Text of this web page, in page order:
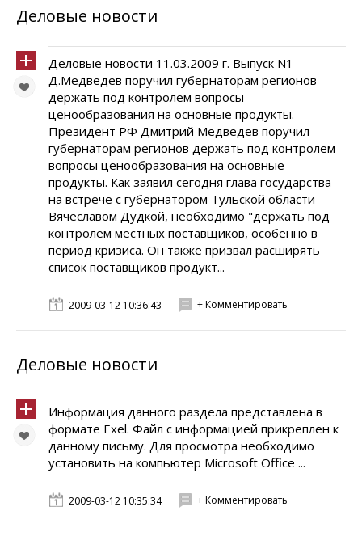
Деловые новости
Деловые новости 11.03.2009 г. Выпуск N1
Д.Медведев поручил губернаторам регионов
держать под контролем вопросы
ценообразования на основные продукты.
Президент РФ Дмитрий Медведев поручил
губернаторам регионов держать под контролем
вопросы ценообразования на основные
продукты. Как заявил сегодня глава государства
на встрече с губернатором Тульской области
Вячеславом Дудкой, необходимо "держать под
контролем местных поставщиков, особенно в
период кризиса. Он также призвал расширять
список поставщиков продукт...
2009-03-12 10:36:43 + Комментировать
Деловые новости
Информация данного раздела представлена в
формате Exel. Файл с информацией прикреплен к
данному письму. Для просмотра необходимо
установить на компьютер Microsoft Office ...
2009-03-12 10:35:34 + Комментировать